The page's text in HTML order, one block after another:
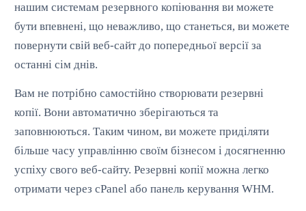
нашим системам резервного копіювання ви можете
бути впевнені, що неважливо, що станеться, ви можете
повернути свій веб-сайт до попередньої версії за
останні сім днів.
Вам не потрібно самостійно створювати резервні
копії. Вони автоматично зберігаються та
заповнюються. Таким чином, ви можете приділяти
більше часу управлінню своїм бізнесом і досягненню
успіху свого веб-сайту. Резервні копії можна легко
отримати через cPanel або панель керування WHM.